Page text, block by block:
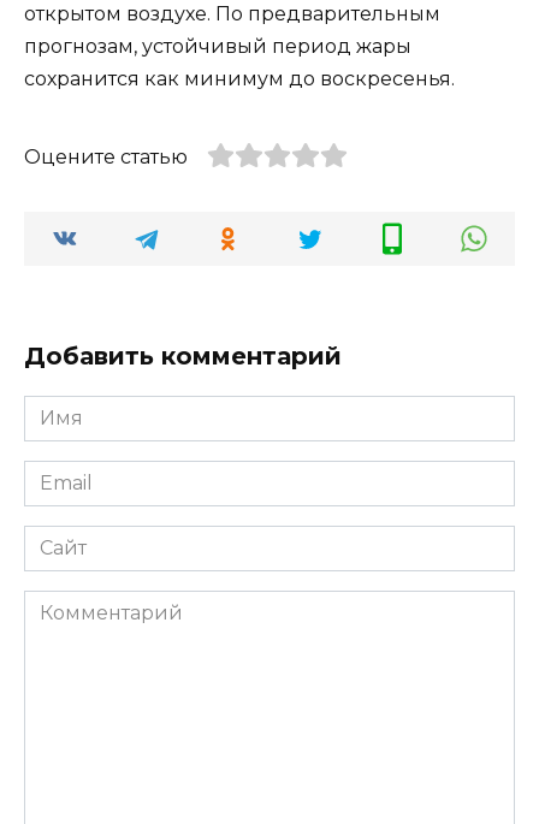
открытом воздухе. По предварительным
прогнозам, устойчивый период жары
сохранится как минимум до воскресенья.
Оцените статью
Добавить комментарий
Имя
*
Email
*
Сайт
Комментарий